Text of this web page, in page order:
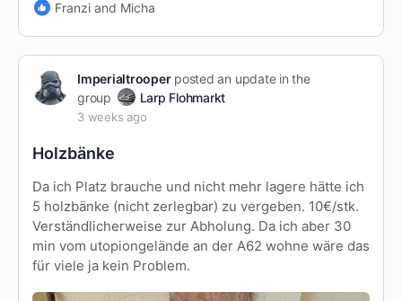
Franzi and Micha
Imperialtrooperposted an update in the
group
Larp Flohmarkt
3 weeks ago
Holzbänke
Da ich Platz brauche und nicht mehr lagere hätte ich
5 holzbänke (nicht zerlegbar) zu vergeben. 10€/stk.
Verständlicherweise zur Abholung. Da ich aber 30
min vom utopiongelände an der A62 wohne wäre das
für viele ja kein Problem.